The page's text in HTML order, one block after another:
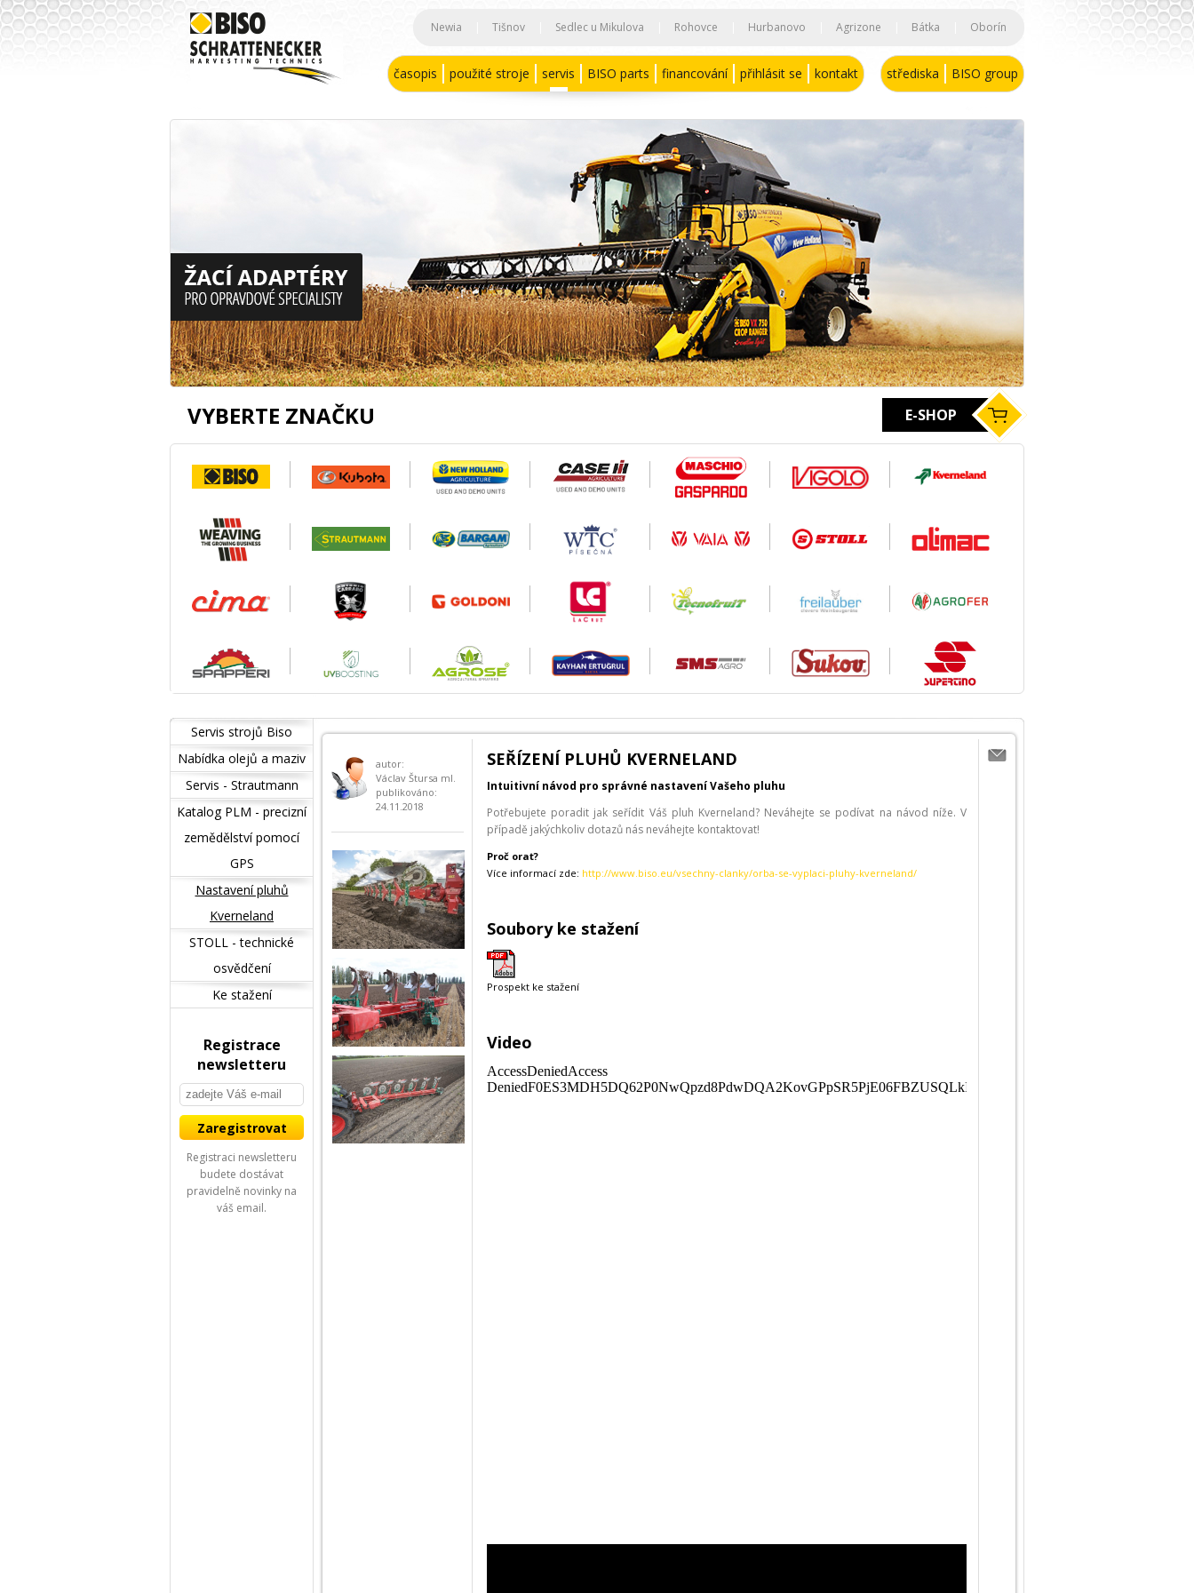
Newia Tišnov Sedlec u Mikulova Rohovce Hurbanovo Agrizone Bátka Oborín
střediska BISO group
časopis použité stroje servis BISO parts financování přihlásit se kontakt
VYBERTE ZNAČKU E-SHOP
autor:
Václav Štursa ml.
publikováno:
24.11.2018
SEŘÍZENÍ PLUHŮ KVERNELAND
Intuitivní návod pro správné nastavení Vašeho pluhu
Potřebujete poradit jak seřídit Váš pluh Kverneland? Neváhejte se podívat na návod níže. V
případě jakýchkoliv dotazů nás neváhejte kontaktovat!
Proč orat?
Více informací zde: http://www.biso.eu/vsechny-clanky/orba-se-vyplaci-pluhy-kverneland/
Soubory ke stažení
Prospekt ke stažení
Video
Servis strojů Biso
Nabídka olejů a maziv
Servis - Strautmann
Katalog PLM - precizní
zemědělství pomocí
GPS
Nastavení pluhů
Kverneland
STOLL - technické
osvědčení
Ke stažení
Registrace
newsletteru
Registraci newsletteru
budete dostávat
pravidelně novinky na
váš email.